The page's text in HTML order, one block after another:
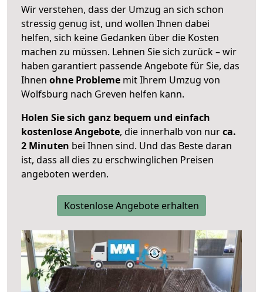
Wir verstehen, dass der Umzug an sich schon
stressig genug ist, und wollen Ihnen dabei
helfen, sich keine Gedanken über die Kosten
machen zu müssen. Lehnen Sie sich zurück – wir
haben garantiert passende Angebote für Sie, das
Ihnen ohne Probleme mit Ihrem Umzug von
Wolfsburg nach Greven helfen kann.
Holen Sie sich ganz bequem und einfach
kostenlose Angebote, die innerhalb von nurca.
2 Minuten bei Ihnen sind. Und das Beste daran
ist, dass all dies zu erschwinglichen Preisen
angeboten werden.
Kostenlose Angebote erhalten